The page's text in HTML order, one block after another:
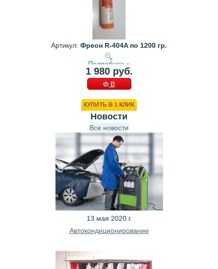
Артикул: Фреон R-404A по 1200 гр.
Подробнее »
1 980 руб.
В
КУПИТЬ В 1 КЛИК
Новости
Все новости
13 мая 2020 г.
Автокондиционирование